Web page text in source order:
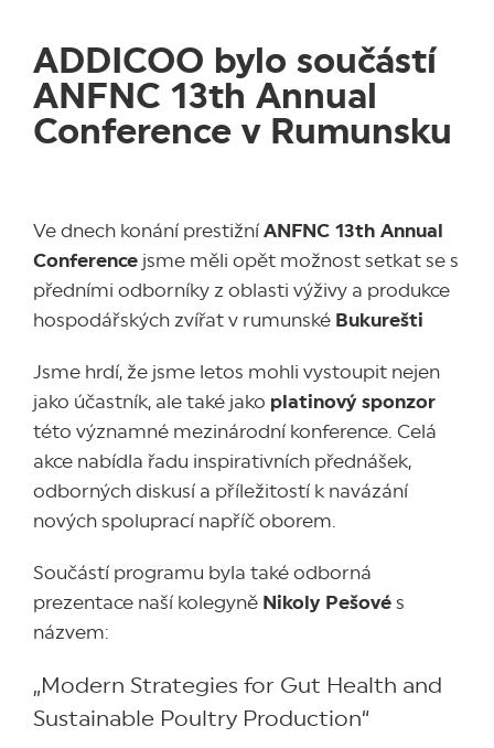
ADDICOO bylo součástí
ANFNC 13th Annual
Conference v Rumunsku
Ve dnech konání prestižní ANFNC 13th Annual
Conference jsme měli opět možnost setkat se s
předními odborníky z oblasti výživy a produkce
hospodářských zvířat v rumunské Bukurešti
Jsme hrdí, že jsme letos mohli vystoupit nejen
jako účastník, ale také jako platinový sponzor
této významné mezinárodní konference. Celá
akce nabídla řadu inspirativních přednášek,
odborných diskusí a příležitostí k navázání
nových spoluprací napříč oborem.
Součástí programu byla také odborná
prezentace naší kolegyně Nikoly Pešové s
názvem:
„Modern Strategies for Gut Health and
Sustainable Poultry Production“